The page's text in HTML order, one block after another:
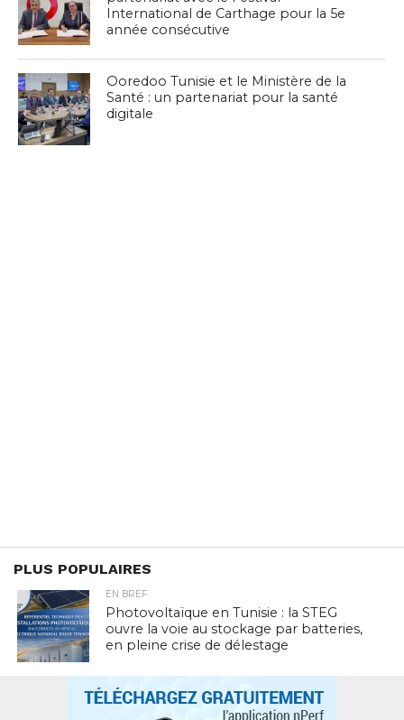
International de Carthage pour la 5e
année consécutive
Ooredoo Tunisie et le Ministère de la
Santé : un partenariat pour la santé
digitale
PLUS POPULAIRES
EN BREF
Photovoltaïque en Tunisie : la STEG
ouvre la voie au stockage par batteries,
en pleine crise de délestage